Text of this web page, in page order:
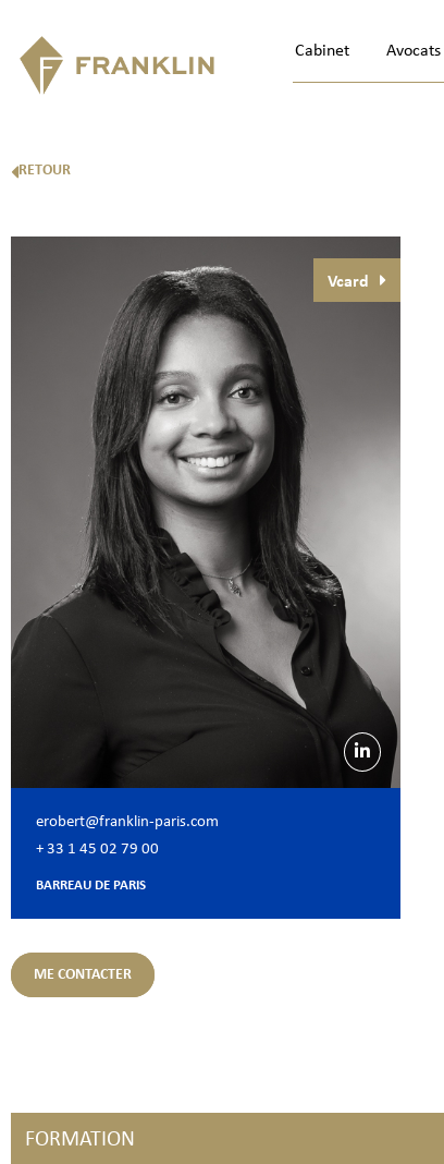
Cabinet Avocats
RETOUR
Vcard
erobert@franklin-paris.com
+ 33 1 45 02 79 00
BARREAU DE PARIS
ME CONTACTER
FORMATION